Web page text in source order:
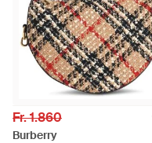
Fr. 1.860
Burberry